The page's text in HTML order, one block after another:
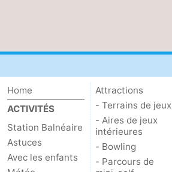
Nature
Walcherse
bos
-
Dishoek
-
Vlissingen
-
Middelburg
Zeeuws-
Vlaanderen
-
Home
ACTIVITÉS
Station Balnéaire
Astuces
Avec les enfants
Attractions
- Terrains de jeux
- Aires de jeux
intérieures
- Bowling
- Parcours de